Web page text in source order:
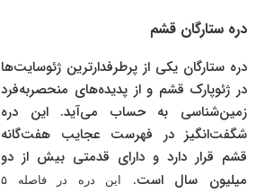
دره ستارگان قشم
دره ستارگان یکی از پرطرفدارترین ژئوسایت‌ها
در ژئوپارک قشم و از پدیده‌های منحصربه‌فرد
زمین‌شناسی به حساب می‌آید. این دره
شگفت‌انگیز در فهرست عجایب هفت‌گانه
قشم قرار دارد و دارای قدمتی بیش از دو
میلیون سال است.
این دره در فاصله ۵